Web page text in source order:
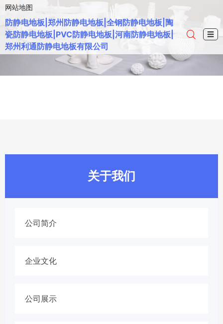
网站地图
防静电地板|郑州防静电地板|全钢防静电地板|陶
瓷防静电地板|PVC防静电地板|河南防静电地板|
郑州利通防静电地板有限公司
☰
关于我们
公司简介
企业文化
公司展示